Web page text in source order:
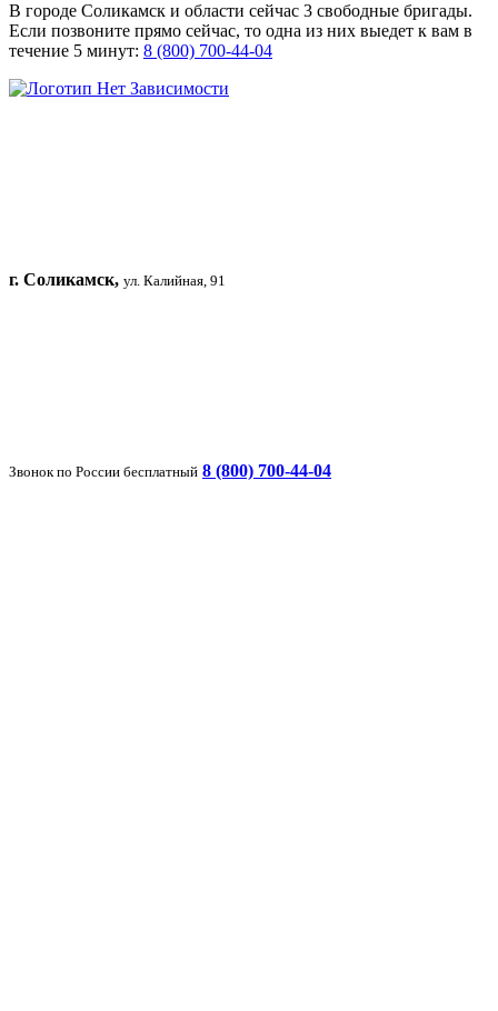
В городе Соликамск и области сейчас 3 свободные бригады.
Если позвоните прямо сейчас, то одна из них выедет к вам в
течение 5 минут: 8 (800) 700-44-04
г. Соликамск, ул. Калийная, 91
Звонок по России бесплатный 8 (800) 700-44-04